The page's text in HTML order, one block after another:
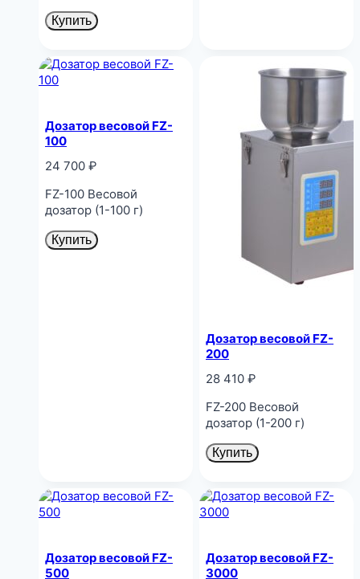
Купить
Дозатор весовой FZ-
100
24 700 ₽
FZ-100 Весовой
дозатор (1-100 г)
Купить
Дозатор весовой FZ-
200
28 410 ₽
FZ-200 Весовой
дозатор (1-200 г)
Купить
Дозатор весовой FZ-
500
Дозатор весовой FZ-
3000